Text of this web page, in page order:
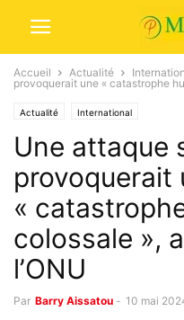
Accueil Actualité
provoquerait une « catastrophe
Actualité International
Une attaque
provoquerait
«
colossale »,
l’ONU
Par Barry Aissatou - 10 mai